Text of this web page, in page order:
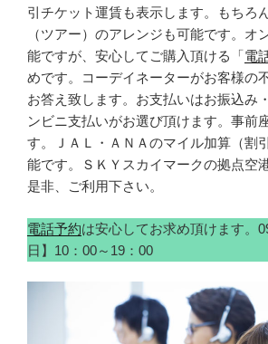
引チケット運賃も表示します。もちろ
（ツアー）のアレンジも可能です。オ
能ですが、安心してご購入頂ける「電
めです。コーデイネーターがお客様の
お答え致します。お支払いはお振込み
ンビニ支払いがお選び頂けます。事前
す。ＪＡＬ・ＡＮＡのマイル加算（割
能です。ＳＫＹスカイマークの拠点空
是非、ご利用下さい。
電話予約は安心してお求め頂けます。
日】10：00～19：00